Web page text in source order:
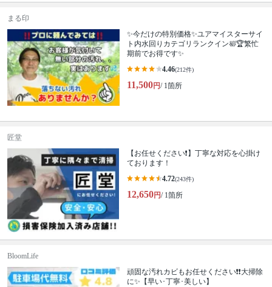
まる印
✨今だけの特別価格✨ユアマイスターサイ
ト内水回りカテゴリランクイン🛀🏆繁忙
期前でお得です✨
4.46(212件)
11,500円/ 1箇所
匠堂
【お任せください❗️】丁寧な対応を心掛け
ております！
4.72(243件)
12,650円/ 1箇所
BloomLife
頑固な汚れカビもお任せください❗️❗️大掃除
に✨【早い･丁寧･美しい】